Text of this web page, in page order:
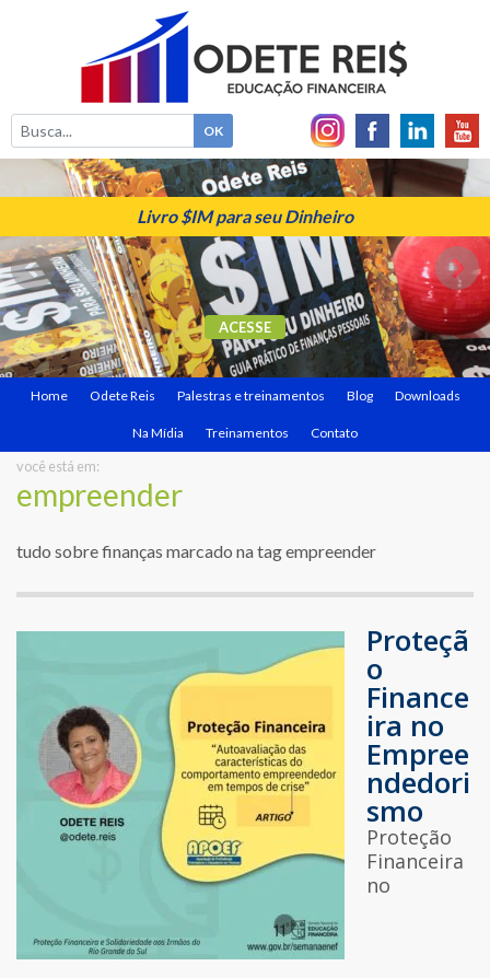
Livro $IM para seu Dinheiro
ACESSE
Home Odete Reis Palestras e treinamentos Blog Downloads
Na Mídia Treinamentos Contato
você está em:
empreender
tudo sobre finanças marcado na tag empreender
Proteçã
o
Finance
ira no
Empree
ndedori
smo
Proteção
Financeira
no